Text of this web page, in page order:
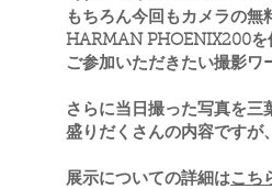
もちろん今回もカメラの
HARMAN PHOENIX200を
ご参加いただきたい撮影ワ
さらに当日撮った写真を三
盛りだくさんの内容ですが
展示についての詳細はこち